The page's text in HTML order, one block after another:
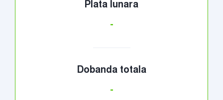
Plata lunara
-
Dobanda totala
-